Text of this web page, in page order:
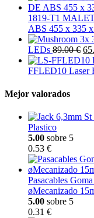
1819-T1
ABS 455 x 335
LEDs 89.00 €
FFLED10 Laser
Mejor valorados
Plastico
5.00 sobre 5
0.53 €
Pasacables
øMecanizado
5.00 sobre 5
0.31 €